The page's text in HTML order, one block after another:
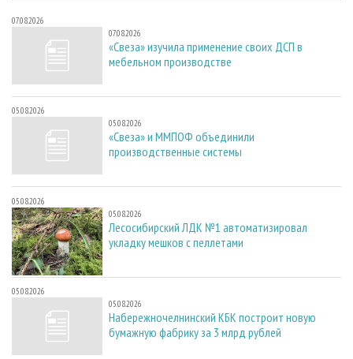
07.08.2026
07.08.2026
«Свеза» изучила применение своих ДСП в
мебельном производстве
05.08.2026
05.08.2026
«Свеза» и ММПОФ объединили
производственные системы
05.08.2026
05.08.2026
Лесосибирский ЛДК №1 автоматизировал
укладку мешков с пеллетами
05.08.2026
05.08.2026
Набережночелнинский КБК построит новую
бумажную фабрику за 3 млрд рублей